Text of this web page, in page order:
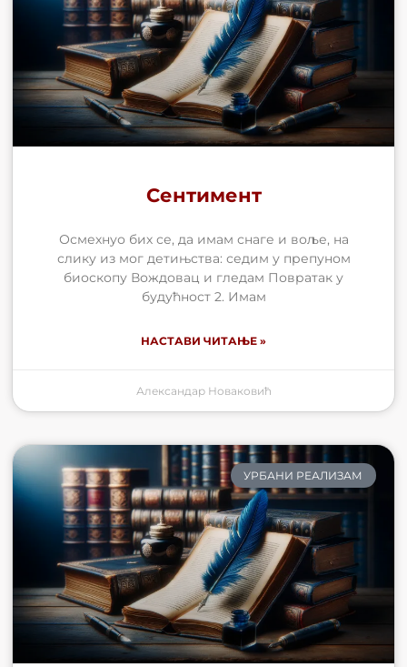
Сентимент
Осмехнуо бих се, да имам снаге и воље, на
слику из мог детињства: седим у препуном
биоскопу Вождовац и гледам Повратак у
будућност 2. Имам
НАСТАВИ ЧИТАЊЕ »
Александар Новаковић
УРБАНИ РЕАЛИЗАМ